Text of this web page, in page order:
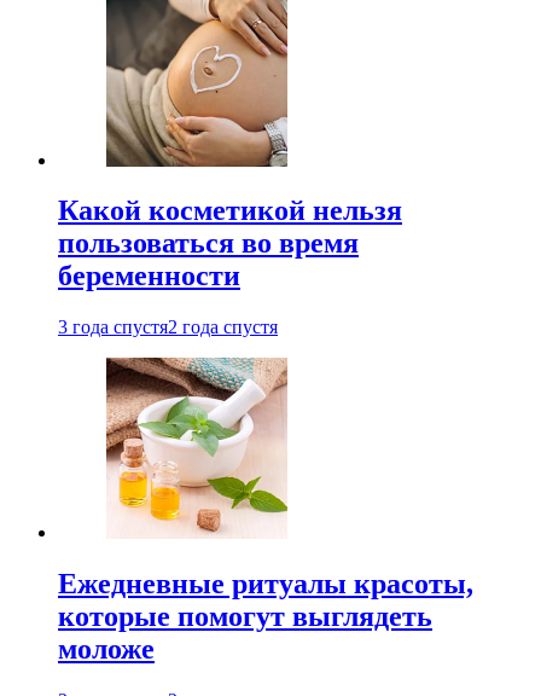
Какой косметикой нельзя
пользоваться во время
беременности
3 года спустя2 года спустя
Ежедневные ритуалы красоты,
которые помогут выглядеть
моложе